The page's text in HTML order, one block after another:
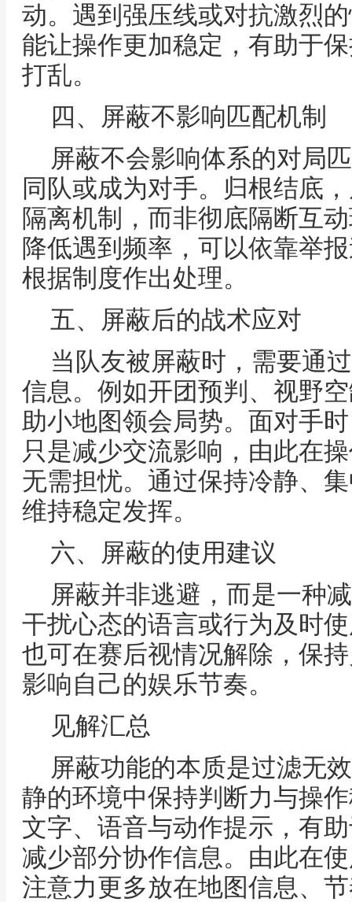
动。遇到强压线或对抗激烈
能让操作更加稳定，有助于
打乱。
四、屏蔽不影响匹配机制
屏蔽不会影响体系的对局
同队或成为对手。归根结底
隔离机制，而非彻底隔断互
降低遇到频率，可以依靠举
根据制度作出处理。
五、屏蔽后的战术应对
当队友被屏蔽时，需要通
信息。例如开团预判、视野
助小地图领会局势。面对手
只是减少交流影响，由此在
无需担忧。通过保持冷静、
维持稳定发挥。
六、屏蔽的使用建议
屏蔽并非逃避，而是一种
干扰心态的语言或行为及时
也可在赛后视情况解除，保
影响自己的娱乐节奏。
见解汇总
屏蔽功能的本质是过滤无
静的环境中保持判断力与操
文字、语音与动作提示，有
减少部分协作信息。由此在
注意力更多放在地图信息、